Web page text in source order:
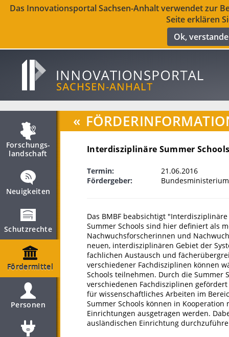
Das Innovationsportal Sachsen-Anhalt verwendet zur
Seite erklären
Ok,
Forschungs­
landschaft
Neuigkeiten
Schutzrechte
Fördermittel
Personen
«
Interdisziplinäre Summer
Termin:
21.06.2016
Fördergeber:
Das BMBF beabsichtigt
Summer Schools sind hier definiert als
Nachwuchsforscherinnen und
neuen, interdisziplinären Gebiet der
fachlichen Austausch und
verschiedener Fachdisziplinen können
Schools teilnehmen. Durch die Summer
verschiedenen Fachdisziplinen
für wissenschaftliches Arbeiten im
Summer Schools können in
Einrichtungen ausgetragen werden.
ausländischen Einrichtung